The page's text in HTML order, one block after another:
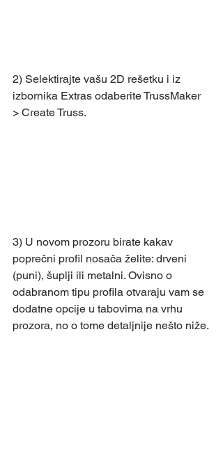
2) Selektirajte vašu 2D rešetku i iz
izbornika Extras odaberite TrussMaker
> Create Truss.
3) U novom prozoru birate kakav
poprečni profil nosača želite: drveni
(puni), šuplji ili metalni. Ovisno o
odabranom tipu profila otvaraju vam se
dodatne opcije u tabovima na vrhu
prozora, no o tome detaljnije nešto niže.